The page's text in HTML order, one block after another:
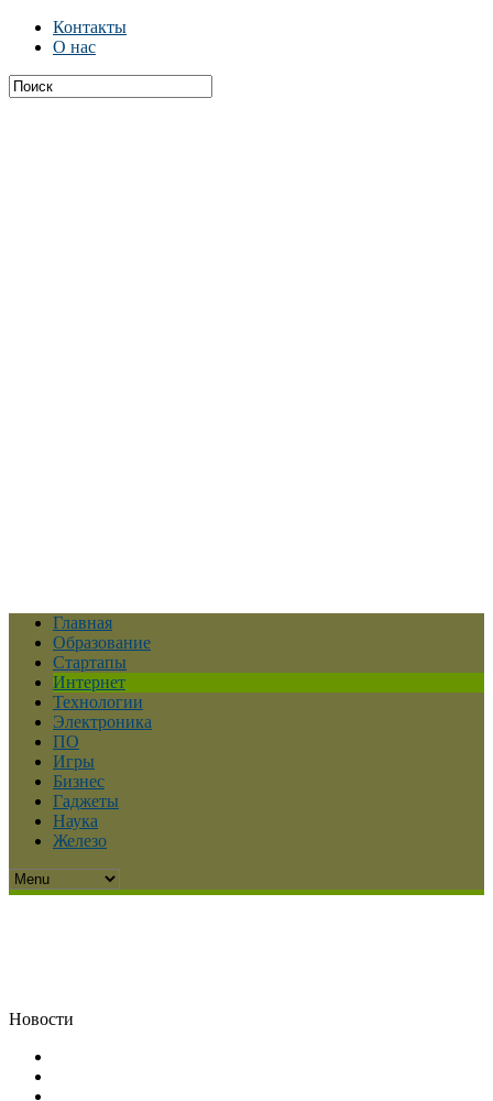
Контакты
О нас
Главная
Образование
Стартапы
Интернет
Технологии
Электроника
ПО
Игры
Бизнес
Гаджеты
Наука
Железо
Новости